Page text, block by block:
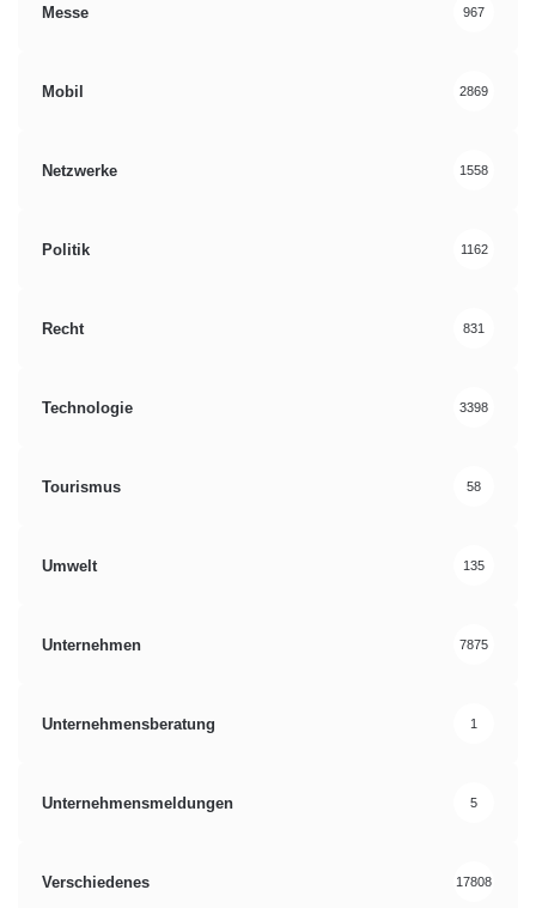
Messe 967
Mobil 2869
Netzwerke 1558
Politik 1162
Recht 831
Technologie 3398
Tourismus 58
Umwelt 135
Unternehmen 7875
Unternehmensberatung 1
Unternehmensmeldungen 5
Verschiedenes 17808